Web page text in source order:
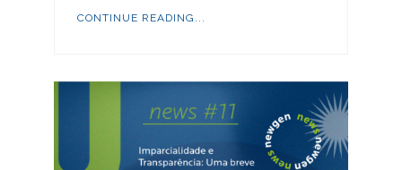
CONTINUE READING...